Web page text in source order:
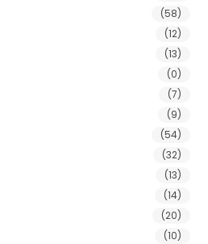
(58)
(12)
(13)
(0)
(7)
(9)
(54)
(32)
(13)
(14)
(20)
(10)